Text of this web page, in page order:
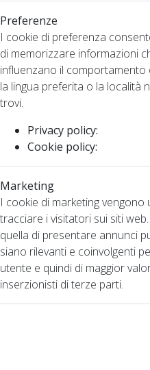
Preferenze
I cookie di preferenza
di memorizzare informazioni
influenzano il comportamento
la lingua preferita o la località
trovi.
Privacy policy:
Cookie policy:
Marketing
I cookie di marketing vengono
tracciare i visitatori sui siti
quella di presentare annunci
siano rilevanti e coinvolgenti
utente e quindi di maggior
inserzionisti di terze parti.